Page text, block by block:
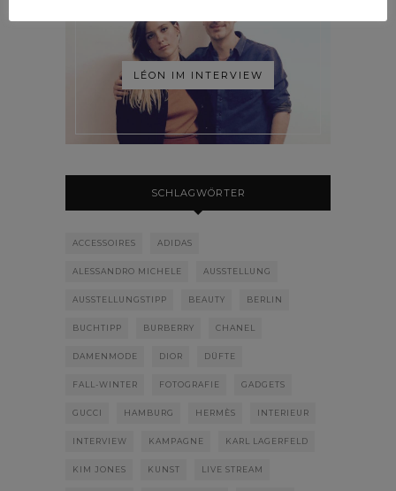
LÉON IM INTERVIEW
SCHLAGWÖRTER
ACCESSOIRES ADIDAS
ALESSANDRO MICHELE AUSSTELLUNG
AUSSTELLUNGSTIPP BEAUTY BERLIN
BUCHTIPP BURBERRY CHANEL
DAMENMODE DIOR DÜFTE
FALL-WINTER FOTOGRAFIE GADGETS
GUCCI HAMBURG HERMÈS INTERIEUR
INTERVIEW KAMPAGNE KARL LAGERFELD
KIM JONES KUNST LIVE STREAM